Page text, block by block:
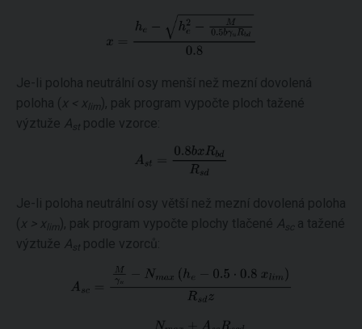
Je-li poloha neutrální osy menší než mezní dovolená
poloha ( x < x lim), pak program vypočte ploch tažené
výztuže Ast podle vzorce:
Je-li poloha neutrální osy větší než mezní dovolená poloha
( x > x lim), pak program vypočte plochy tlačené Asc
a tažené
výztuže Ast podle vzorců: